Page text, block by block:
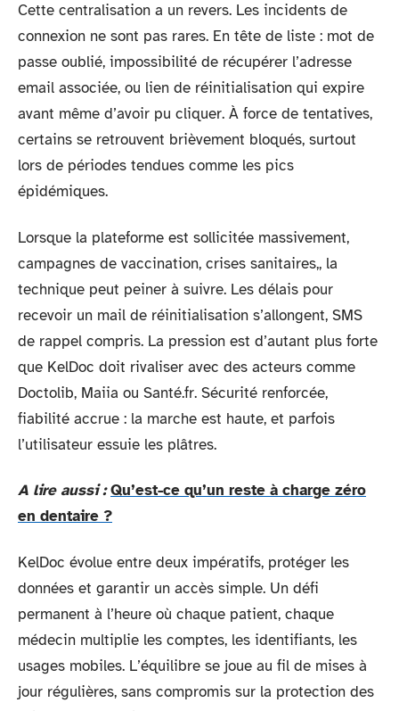
Cette centralisation a un revers. Les incidents de
connexion ne sont pas rares. En tête de liste : mot de
passe oublié, impossibilité de récupérer l’adresse
email associée, ou lien de réinitialisation qui expire
avant même d’avoir pu cliquer. À force de tentatives,
certains se retrouvent brièvement bloqués, surtout
lors de périodes tendues comme les pics
épidémiques.
Lorsque la plateforme est sollicitée massivement,
campagnes de vaccination, crises sanitaires,, la
technique peut peiner à suivre. Les délais pour
recevoir un mail de réinitialisation s’allongent, SMS
de rappel compris. La pression est d’autant plus forte
que KelDoc doit rivaliser avec des acteurs comme
Doctolib, Maiia ou Santé.fr. Sécurité renforcée,
fiabilité accrue : la marche est haute, et parfois
l’utilisateur essuie les plâtres.
A lire aussi : Qu’est-ce qu’un reste à charge zéro
en dentaire ?
KelDoc évolue entre deux impératifs, protéger les
données et garantir un accès simple. Un défi
permanent à l’heure où chaque patient, chaque
médecin multiplie les comptes, les identifiants, les
usages mobiles. L’équilibre se joue au fil de mises à
jour régulières, sans compromis sur la protection des